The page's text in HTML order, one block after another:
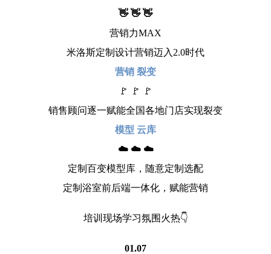
👋 👋 👋
营销力MAX
米洛斯定制设计营销迈入2.0时代
营销 裂变
🚩 🚩 🚩
销售顾问逐一赋能全国各地门店实现裂变
模型 云库
☁️ ☁️ ☁️
定制百变模型库，随意定制选配
定制浴室前后端一体化，赋能营销
培训现场学习氛围火热👇
01.07